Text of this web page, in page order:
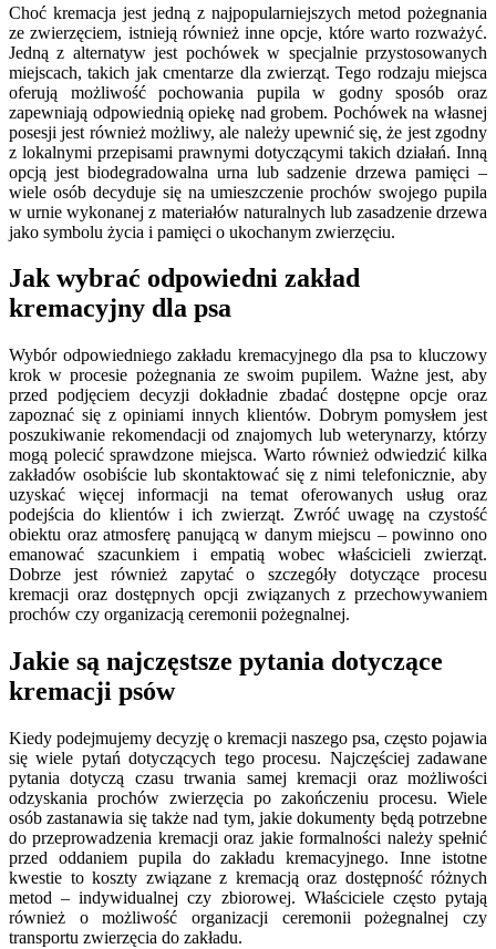
Choć kremacja jest jedną z najpopularniejszych metod pożegnania
ze zwierzęciem, istnieją również inne opcje, które warto rozważyć.
Jedną z alternatyw jest pochówek w specjalnie przystosowanych
miejscach, takich jak cmentarze dla zwierząt. Tego rodzaju miejsca
oferują możliwość pochowania pupila w godny sposób oraz
zapewniają odpowiednią opiekę nad grobem. Pochówek na własnej
posesji jest również możliwy, ale należy upewnić się, że jest zgodny
z lokalnymi przepisami prawnymi dotyczącymi takich działań. Inną
opcją jest biodegradowalna urna lub sadzenie drzewa pamięci –
wiele osób decyduje się na umieszczenie prochów swojego pupila
w urnie wykonanej z materiałów naturalnych lub zasadzenie drzewa
jako symbolu życia i pamięci o ukochanym zwierzęciu.
Jak wybrać odpowiedni zakład
kremacyjny dla psa
Wybór odpowiedniego zakładu kremacyjnego dla psa to kluczowy
krok w procesie pożegnania ze swoim pupilem. Ważne jest, aby
przed podjęciem decyzji dokładnie zbadać dostępne opcje oraz
zapoznać się z opiniami innych klientów. Dobrym pomysłem jest
poszukiwanie rekomendacji od znajomych lub weterynarzy, którzy
mogą polecić sprawdzone miejsca. Warto również odwiedzić kilka
zakładów osobiście lub skontaktować się z nimi telefonicznie, aby
uzyskać więcej informacji na temat oferowanych usług oraz
podejścia do klientów i ich zwierząt. Zwróć uwagę na czystość
obiektu oraz atmosferę panującą w danym miejscu – powinno ono
emanować szacunkiem i empatią wobec właścicieli zwierząt.
Dobrze jest również zapytać o szczegóły dotyczące procesu
kremacji oraz dostępnych opcji związanych z przechowywaniem
prochów czy organizacją ceremonii pożegnalnej.
Jakie są najczęstsze pytania dotyczące
kremacji psów
Kiedy podejmujemy decyzję o kremacji naszego psa, często pojawia
się wiele pytań dotyczących tego procesu. Najczęściej zadawane
pytania dotyczą czasu trwania samej kremacji oraz możliwości
odzyskania prochów zwierzęcia po zakończeniu procesu. Wiele
osób zastanawia się także nad tym, jakie dokumenty będą potrzebne
do przeprowadzenia kremacji oraz jakie formalności należy spełnić
przed oddaniem pupila do zakładu kremacyjnego. Inne istotne
kwestie to koszty związane z kremacją oraz dostępność różnych
metod – indywidualnej czy zbiorowej. Właściciele często pytają
również o możliwość organizacji ceremonii pożegnalnej czy
transportu zwierzęcia do zakładu.